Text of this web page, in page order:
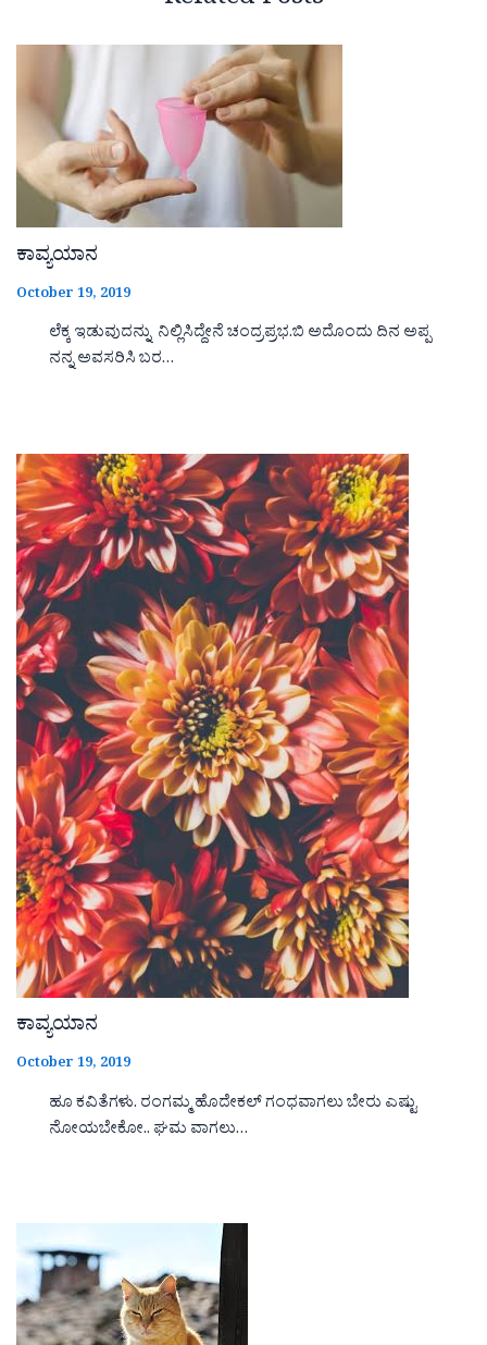
ಕಾವ್ಯಯಾನ
October 19, 2019
ಲೆಕ್ಕ ಇಡುವುದನ್ನು ನಿಲ್ಲಿಸಿದ್ದೇನೆ ಚಂದ್ರಪ್ರಭ.ಬಿ ಅದೊಂದು ದಿನ ಅಪ್ಪ
ನನ್ನ ಅವಸರಿಸಿ ಬರ…
ಕಾವ್ಯಯಾನ
October 19, 2019
ಹೂ ಕವಿತೆಗಳು. ರಂಗಮ್ಮ ಹೊದೇಕಲ್ ಗಂಧವಾಗಲು ಬೇರು ಎಷ್ಟು
ನೋಯಬೇಕೋ.. ಘಮ ವಾಗಲು…